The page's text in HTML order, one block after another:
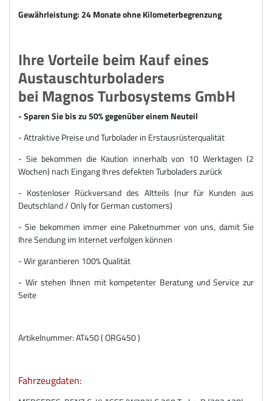
Gewährleistung: 24 Monate ohne Kilometerbegrenzung
Ihre Vorteile beim Kauf eines
Austauschturboladers
bei Magnos Turbosystems GmbH
- Sparen Sie bis zu 50% gegenüber einem Neuteil
- Attraktive Preise und Turbolader in Erstausrüsterqualität
- Sie bekommen die Kaution innerhalb von 10 Werktagen (2
Wochen) nach Eingang Ihres defekten Turboladers zurück
- Kostenloser Rückversand des Altteils (nur für Kunden aus
Deutschland / Only for German customers)
- Sie bekommen immer eine Paketnummer von uns, damit Sie
Ihre Sendung im Internet verfolgen können
- Wir garantieren 100% Qualität
- Wir stehen Ihnen mit kompetenter Beratung und Service zur
Seite
Artikelnummer: AT450 ( ORG450 )
Fahrzeugdaten: